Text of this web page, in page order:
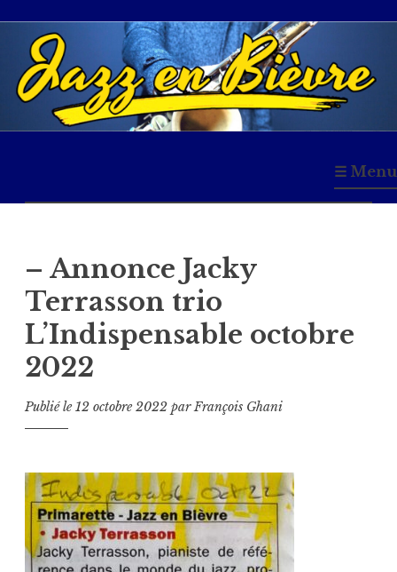
Accéder
contenu
principal
☰ Menu
– Annonce Jacky
Terrasson trio
L’Indispensable octobre
2022
Publié le12 octobre 2022 parFrançois Ghani